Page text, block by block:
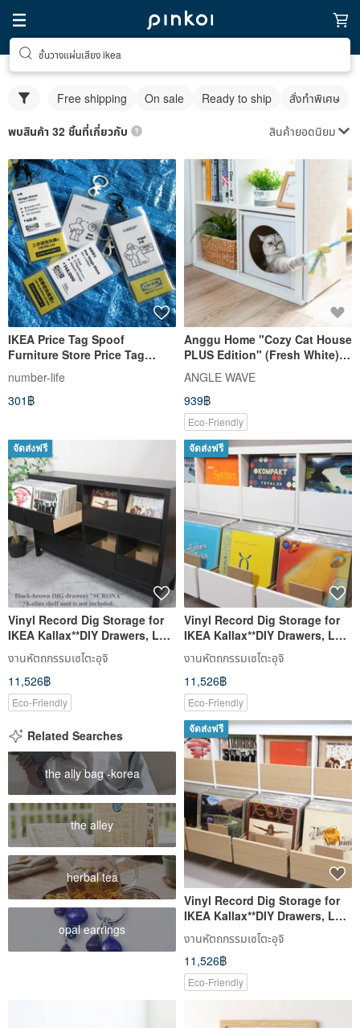
ชั้นวางแผ่นเสียง ikea
Free shipping On sale Ready to ship สั่งทำพิเศษ
พบสินค้า 32 ชิ้นที่เกี่ยวกับ สินค้ายอดนิยม
IKEA Price Tag Spoof
Furniture Store Price Tag
Keychain Tag
number-life
301฿
Anggu Home "Cozy Cat House
PLUS Edition" (Fresh White) /
Compatible with IKEA KALLAX
ANGLE WAVE
939฿
Eco-Friendly
จัดส่งฟรี
Vinyl Record Dig Storage for
IKEA Kallax**DIY Drawers, LP
Cabinet, Dj Insert Box
งานหัตถกรรมเซโตะอุจิ
11,526฿
Eco-Friendly
จัดส่งฟรี
Vinyl Record Dig Storage for
IKEA Kallax**DIY Drawers, LP
Cabinet, Dj Insert Box
งานหัตถกรรมเซโตะอุจิ
11,526฿
Eco-Friendly
Related Searches
the ally bag -korea
the alley
herbal tea
opal earrings
จัดส่งฟรี
Vinyl Record Dig Storage for
IKEA Kallax**DIY Drawers, LP
Cabinet, Dj Insert Box
งานหัตถกรรมเซโตะอุจิ
11,526฿
Eco-Friendly